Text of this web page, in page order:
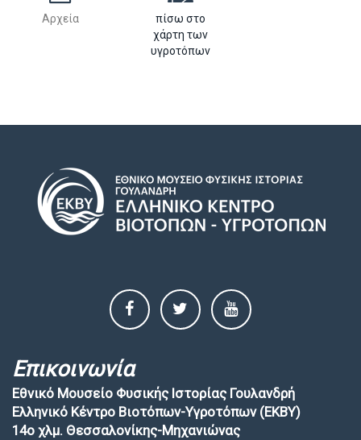
Αρχεία
πίσω στο
χάρτη των
υγροτόπων
Επικοινωνία
Εθνικό Μουσείο Φυσικής Ιστορίας Γουλανδρή
Ελληνικό Κέντρο Βιοτόπων-Υγροτόπων (EKBY)
14ο χλμ. Θεσσαλονίκης-Μηχανιώνας